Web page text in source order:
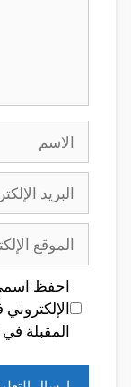
الاسم
البريد
الإلكتروني
الموقع
الإلكتروني
احفظ
المقبلة